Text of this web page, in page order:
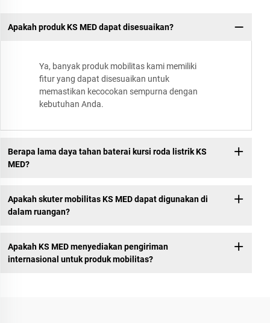
Apakah produk KS MED dapat disesuaikan?
Ya, banyak produk mobilitas kami memiliki
fitur yang dapat disesuaikan untuk
memastikan kecocokan sempurna dengan
kebutuhan Anda.
Berapa lama daya tahan baterai kursi roda listrik KS
MED?
Apakah skuter mobilitas KS MED dapat digunakan di
dalam ruangan?
Apakah KS MED menyediakan pengiriman
internasional untuk produk mobilitas?